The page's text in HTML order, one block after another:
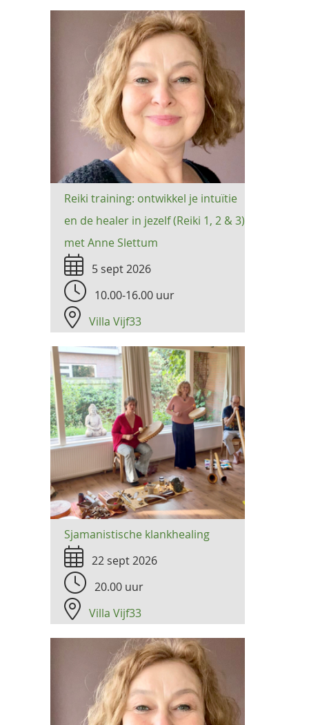
Reiki training: ontwikkel je intuïtie
en de healer in jezelf (Reiki 1, 2 & 3)
met Anne Slettum
5 sept 2026
10.00-16.00 uur
Villa Vijf33
Sjamanistische klankhealing
22 sept 2026
20.00 uur
Villa Vijf33